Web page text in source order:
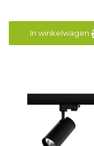
In winkelwagen